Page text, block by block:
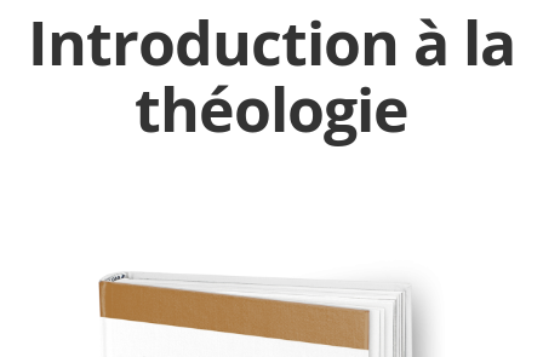
Introduction à la
théologie